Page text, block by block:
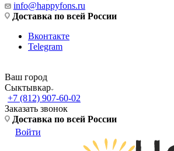
info@happyfons.ru
Доставка по всей России
Вконтакте
Telegram
Ваш город
Сыктывкар
+7 (812) 907-60-02
Заказать звонок
Доставка по всей России
Войти